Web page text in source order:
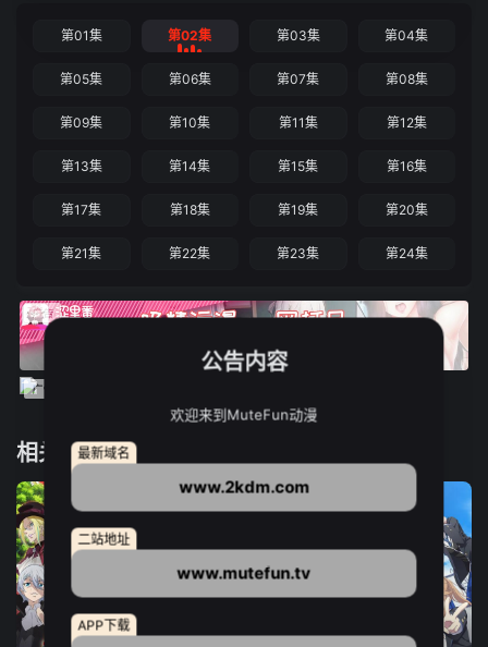
第01集 第02集 第03集 第04集
第05集 第06集 第07集 第08集
第09集 第10集 第11集 第12集
第13集 第14集 第15集 第16集
第17集 第18集 第19集 第20集
第21集 第22集 第23集 第24集
相关推荐
公告内容
欢迎来到MuteFun动漫
最新域名
www.2kdm.com
二站地址
www.mutefun.tv
APP下载